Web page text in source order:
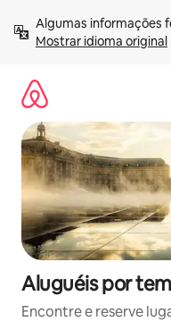
para
Mostrar idioma original
Aluguéis por
Encontre e reserve